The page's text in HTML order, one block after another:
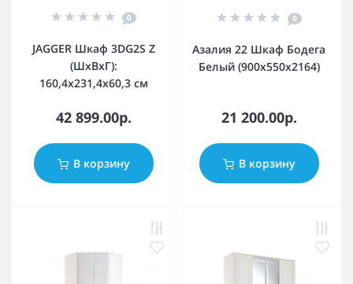
0
JAGGER Шкаф 3DG2S Z
(ШхВхГ):
160,4x231,4x60,3 см
42 899.00р.
В корзину
0
Азалия 22 Шкаф Бодега
Белый (900x550x2164)
21 200.00р.
В корзину